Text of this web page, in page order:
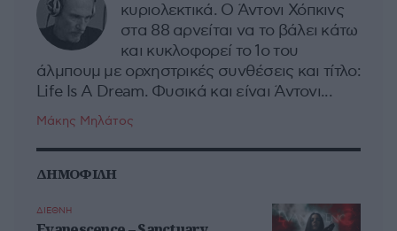
κυριολεκτικά. Ο Άντονι Χόπκινς
στα 88 αρνείται να το βάλει κάτω
και κυκλοφορεί το 1ο του
άλμπουμ με ορχηστρικές συνθέσεις και τίτλο:
Life Is A Dream. Φυσικά και είναι Άντονι...
Μάκης Μηλάτος
ΔΗΜΟΦΙΛΗ
ΔΙΕΘΝΗ